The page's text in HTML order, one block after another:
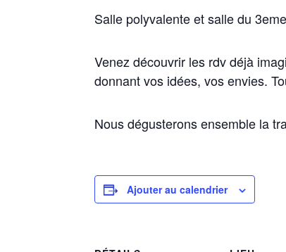
Salle polyvalente et salle du
Venez découvrir les rdv déjà
donnant vos idées, vos envies.
Nous dégusterons ensemble la
Ajouter au calendrier